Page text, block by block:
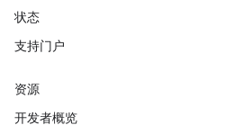
状态
支持门户
资源
开发者概览